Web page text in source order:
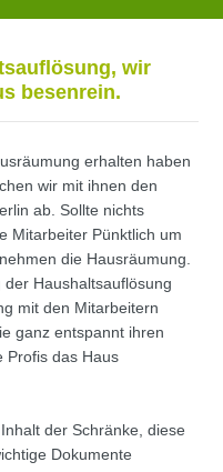
wir
besenrein.
erhalten haben
wir mit ihnen den
ab. Sollte nichts
Mitarbeiter Pünktlich um
die Hausräumung.
Haushaltsauflösung
mit den Mitarbeitern
ganz entspannt ihren
Profis das Haus
der Schränke, diese
Dokumente